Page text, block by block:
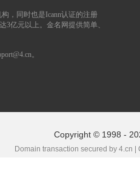
，同时也是Icann认证的注册
3亿元以上。金名网提供简单、
。
Copyright © 1998 -
Domain transaction secured by 4.cn